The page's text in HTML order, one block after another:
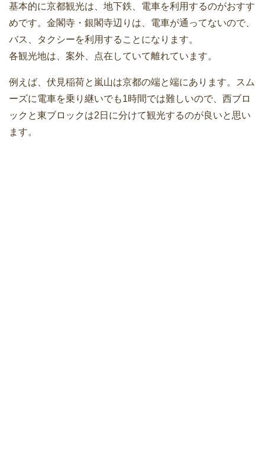
基本的に京都観光は、地下鉄、電車を利用するのがおすす
めです。金閣寺・銀閣寺辺りは、電車が通ってないので、
バス、タクシーを利用することになります。
各観光地は、案外、点在していて離れています。
例えば、伏見稲荷と嵐山は京都の端と端にあります。スム
ーズに電車を乗り継いでも1時間では難しいので、西ブロ
ックと東ブロックは2日に分けて観光するのが良いと思い
ます。